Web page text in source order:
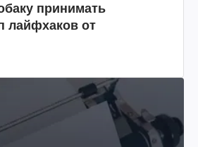
принимать
лайфхаков от